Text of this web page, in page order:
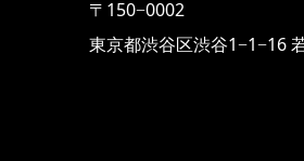
〒150−0002
東京都渋谷区渋谷1−1−16